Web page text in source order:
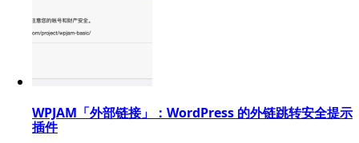
WPJAM「外部链接」：WordPress 的外链跳转安全提示
插件